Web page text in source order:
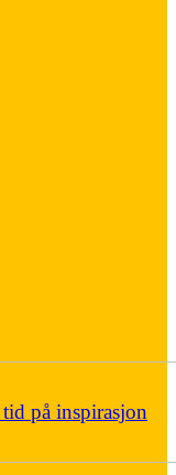
på inspirasjon